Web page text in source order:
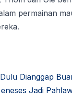
permainan
Dianggap
Jadi